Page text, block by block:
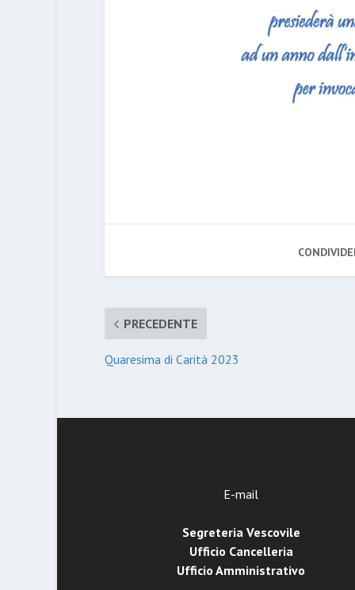
PRECEDENTE
Quaresima di Carità 2023
E-mail
Segreteria Vescovile
Ufficio Cancelleria
Ufficio Amministrativo